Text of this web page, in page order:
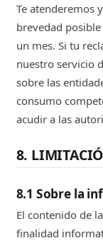
Te atenderemos
brevedad
un mes. Si tu
nuestro servicio
sobre las
consumo
acudir a las
8.
8.1 Sobre la
El contenido de
finalidad